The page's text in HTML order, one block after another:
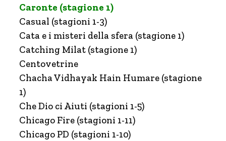
Caronte (stagione 1)
Casual (stagioni 1-3)
Cata e i misteri della sfera (stagione 1)
Catching Milat (stagione 1)
Centovetrine
Chacha Vidhayak Hain Humare (stagione
1)
Che Dio ci Aiuti (stagioni 1-5)
Chicago Fire (stagioni 1-11)
Chicago PD (stagioni 1-10)